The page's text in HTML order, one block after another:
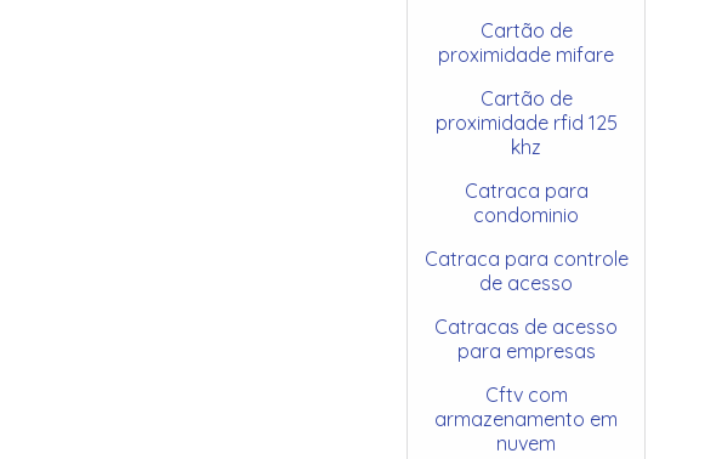
Cartão de
proximidade mifare
Cartão de
proximidade rfid 125
khz
Catraca para
condominio
Catraca para controle
de acesso
Catracas de acesso
para empresas
Cftv com
armazenamento em
nuvem